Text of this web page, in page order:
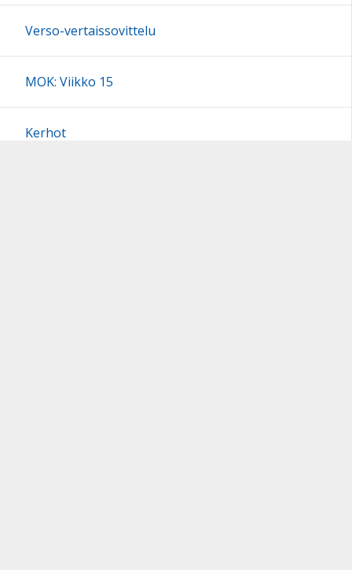
Verso-vertaissovittelu
MOK: Viikko 15
Kerhot